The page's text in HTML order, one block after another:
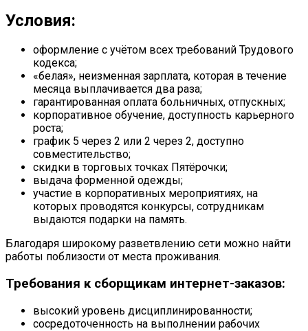
Условия:
оформление с учётом всех требований Трудового
кодекса;
«белая», неизменная зарплата, которая в течение
месяца выплачивается два раза;
гарантированная оплата больничных, отпускных;
корпоративное обучение, доступность карьерного
роста;
график 5 через 2 или 2 через 2, доступно
совместительство;
скидки в торговых точках Пятёрочки;
выдача форменной одежды;
участие в корпоративных мероприятиях, на
которых проводятся конкурсы, сотрудникам
выдаются подарки на память.
Благодаря широкому разветвлению сети можно найти
работы поблизости от места проживания.
Требования к сборщикам интернет-заказов:
высокий уровень дисциплинированности;
сосредоточенность на выполнении рабочих